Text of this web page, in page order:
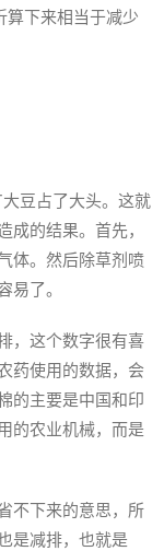
算下来相当于减少
豆占了大头。这就
的结果。首先，
体。然后除草剂喷
了。
，这个数字很有喜
药使用的数据，会
的主要是中国和印
的农业机械，而是
不下来的意思，所
是减排，也就是